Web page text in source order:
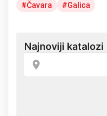
Čavara Galica